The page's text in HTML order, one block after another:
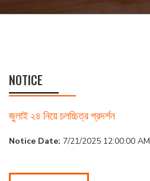
NOTICE
জুলাই ২৪ নিয়ে চলচ্চিত্র প্রদর্শন
Notice Date: 7/21/2025 12:00:00 AM